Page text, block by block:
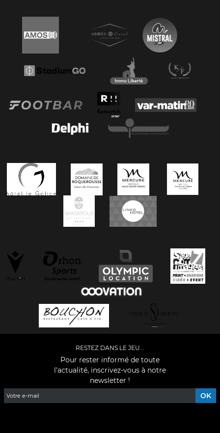
RESTEZ DANS LE JEU...
Pour rester informé de toute
l'actualité, inscrivez-vous à notre
newsletter !